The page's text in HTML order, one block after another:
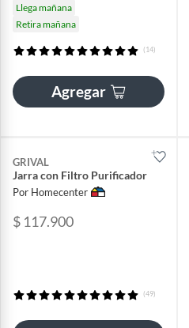
Llega mañana
Retira mañana
(14)
Agregar
GRIVAL
Jarra con Filtro Purificador
Por Homecenter
$ 117.900
(49)